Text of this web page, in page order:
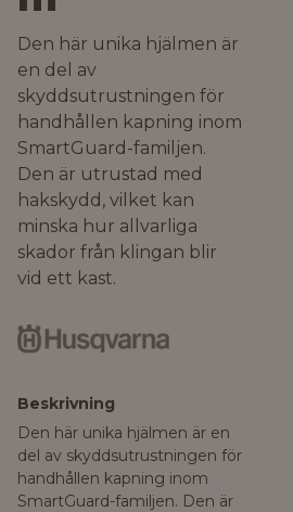
Den här unika hjälmen är
en del av
skyddsutrustningen för
handhållen kapning inom
SmartGuard-familjen.
Den är utrustad med
hakskydd, vilket kan
minska hur allvarliga
skador från klingan blir
vid ett kast.
Beskrivning
Den här unika hjälmen är en
del av skyddsutrustningen för
handhållen kapning inom
SmartGuard-familjen. Den är